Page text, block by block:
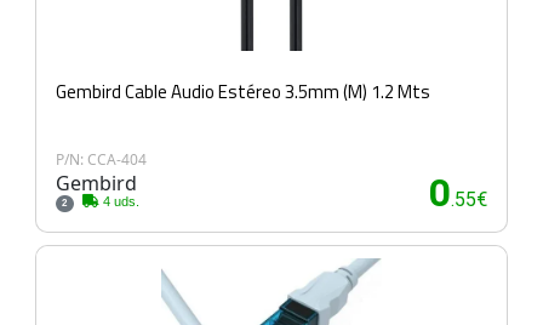
Gembird Cable Audio Estéreo 3.5mm (M) 1.2 Mts
P/N: CCA-404
Gembird
2 4 uds. 0.55€